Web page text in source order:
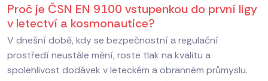
Proč je ČSN EN 9100 vstupenkou do první ligy
v letectví a kosmonautice?
V dnešní době, kdy se bezpečnostní a regulační
prostředí neustále mění, roste tlak na kvalitu a
spolehlivost dodávek v leteckém a obranném průmyslu.